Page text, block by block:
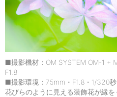
■撮影機材：OM SYSTEM OM-1 +
F1.8
■撮影環境：75mm・F1.8・1/320
花びらのように見える装飾花が縁